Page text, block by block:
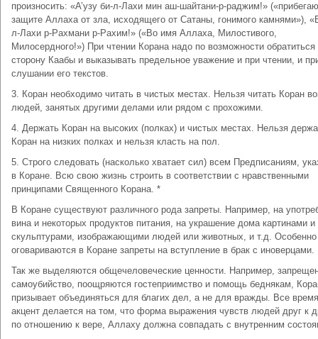
произносить: «А’узу би-л-Лахи мин аш-шайтани-р-раджим!»
защите Аллаха от зла, исходящего от Сатаны, гонимого камнями»),
л-Лахи р-Рахмани р-Рахим!» («Во имя Аллаха, Милостивого,
Милосердного!») При чтении Корана надо по возможности обратиться
сторону Каабы и выказывать предельное уважение и при чтении, и
слушании его текстов.
3. Коран необходимо читать в чистых местах. Нельзя читать Коран
людей, занятых другими делами или рядом с прохожими.
4. Держать Коран на высоких (полках) и чистых местах. Нельзя
Коран на низких полках и нельзя класть на пол.
5. Строго следовать (насколько хватает сил) всем Предписаниям,
в Коране. Всю свою жизнь строить в соответствии с нравственными
принципами Священного Корана. *
В Коране существуют различного рода запреты. Например, на
вина и некоторых продуктов питания, на украшение дома картинами и
скульптурами, изображающими людей или животных, и т.д. Особенно
оговариваются в Коране запреты на вступление в брак с иноверцами.
Так же выделяются общечеловеческие ценности. Например,
самоубийство, поощряются гостеприимство и помощь беднякам,
призывает объединяться для благих дел, а не для вражды. Все время
акцент делается на том, что форма выражения чувств людей друг к
по отношению к вере, Аллаху должна совпадать с внутренним